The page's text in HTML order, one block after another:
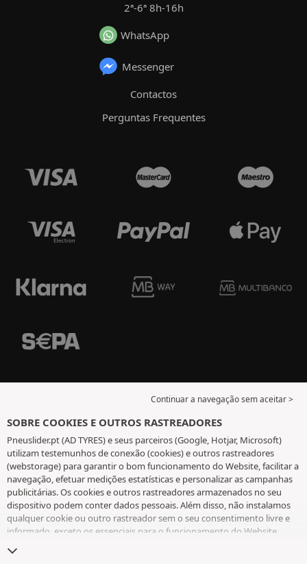
2ª-6ª 8h-16h
WhatsApp
Messenger
Contactos
Perguntas Frequentes
Continuar a navegação sem aceitar >
SOBRE COOKIES E OUTROS RASTREADORES
Pneuslider.pt (AD TYRES) e seus parceiros (Google, Hotjar, Microsoft)
utilizam testemunhos de conexão (cookies) e outros rastreadores
(webstorage) para garantir o bom funcionamento do Website, facilitar a
navegação, efetuar medições estatísticas e personalizar as campanhas
publicitárias. Os cookies e outros rastreadores armazenados no seu
dispositivo podem conter dados pessoais. Além disso, não instalamos
qualquer cookie ou outro rastreador sem o seu consentimento livre e
informado, exceto os essenciais para o funcionamento do Website.
consentimento a qualquer momento, ao aceder à